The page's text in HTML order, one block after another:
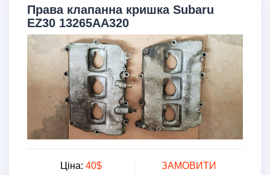
Права клапанна кришка Subaru
EZ30 13265AA320
Ціна: 40$ ЗАМОВИТИ